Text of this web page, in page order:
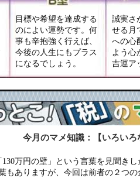
目標や希望を達成する
のによい運勢です。何
事も辛抱強く行えば、
今後の人生にもプラス
になるでしょう。
誠実さ
せる月
への心
よう心
吉運ア
今月のマメ知識：【いろいろ
130万円の壁」という言葉を見聞き
もありますが、今回は前者の２つ